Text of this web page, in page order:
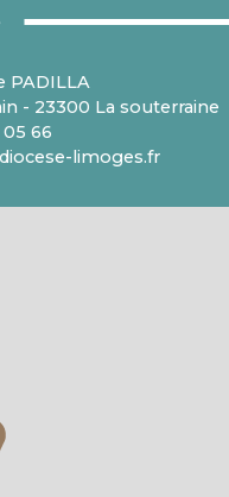
PADILLA
- 23300 La souterraine
66
limoges.fr